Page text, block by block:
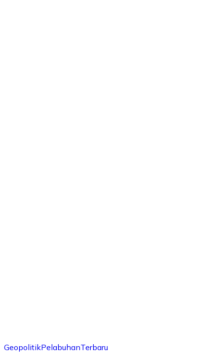
GeopolitikPelabuhanTerbaru